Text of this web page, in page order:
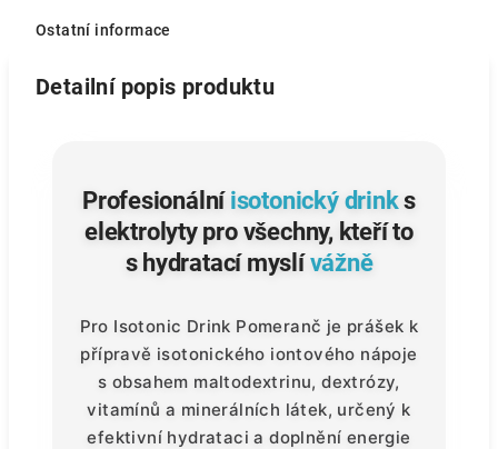
Ostatní informace
Detailní popis produktu
Profesionální isotonický drinks
elektrolyty pro všechny, kteří to
s hydratací myslívážně
Pro Isotonic Drink Pomeranč je prášek k
přípravě isotonického iontového nápoje
s obsahem maltodextrinu, dextrózy,
vitamínů a minerálních látek, určený k
efektivní hydrataci a doplnění energie